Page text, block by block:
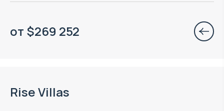
от $269 252
Rise Villas